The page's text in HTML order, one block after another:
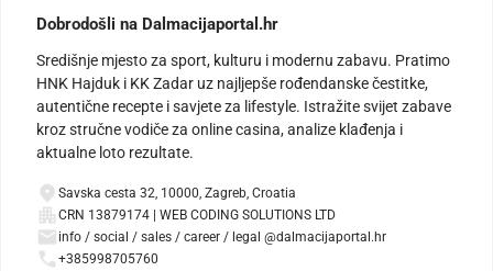
Dobrodošli na Dalmacijaportal.hr
Središnje mjesto za sport, kulturu i modernu zabavu. Pratimo
HNK Hajduk i KK Zadar uz najljepše rođendanske čestitke,
autentične recepte i savjete za lifestyle. Istražite svijet zabave
kroz stručne vodiče za online casina, analize klađenja i
aktualne loto rezultate.
Savska cesta 32, 10000, Zagreb, Croatia
CRN 13879174 | WEB CODING SOLUTIONS LTD
info / social / sales / career / legal @dalmacijaportal.hr
+385998705760